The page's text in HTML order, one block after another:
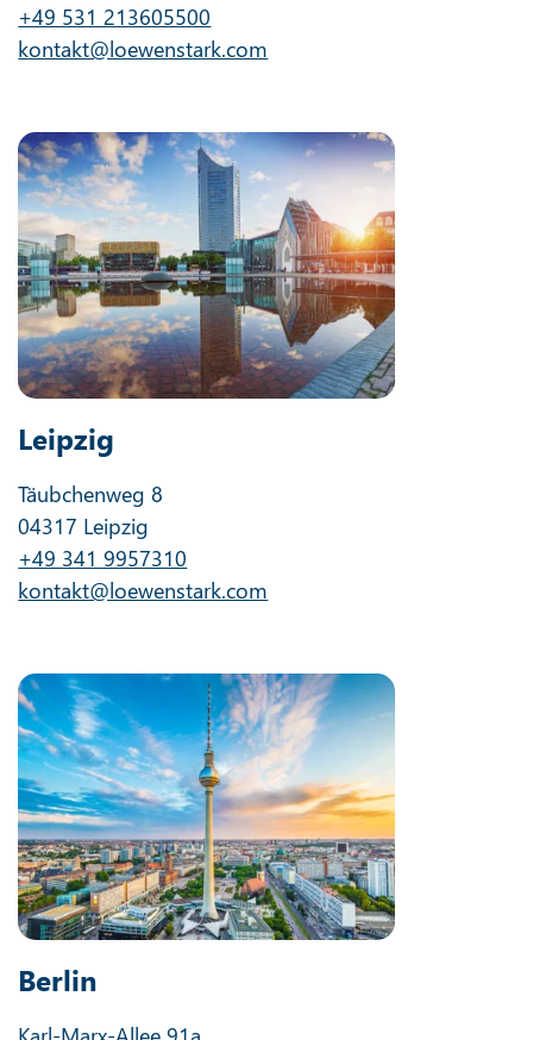
+49 531 213605500
kontakt@loewenstark.com
Leipzig
Täubchenweg 8
04317 Leipzig
+49 341 9957310
kontakt@loewenstark.com
Berlin